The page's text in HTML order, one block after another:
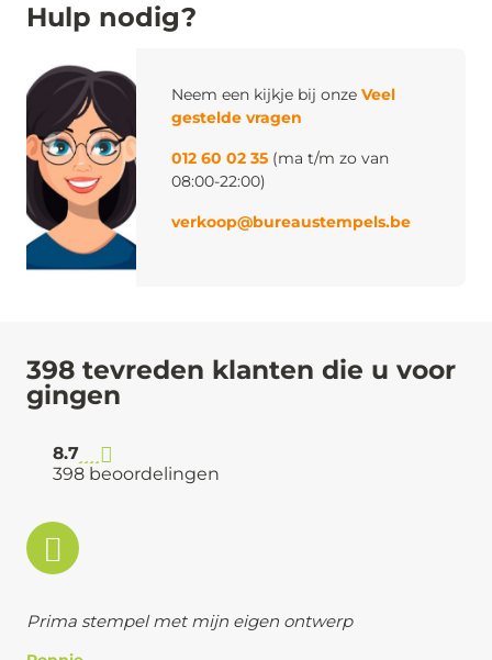
Hulp nodig?
Neem een kijkje bij onze Veel
gestelde vragen
012 60 02 35 (ma t/m zo van
08:00-22:00)
verkoop@bureaustempels.be
398 tevreden klanten die u voor
gingen
8.7
398 beoordelingen
Prima stempel met mijn eigen ontwerp